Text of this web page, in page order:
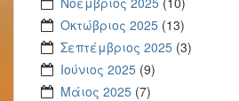
Οκτώβριος 2025 (13)
Σεπτέμβριος 2025 (3)
Ιούνιος 2025 (9)
Μάιος 2025 (7)